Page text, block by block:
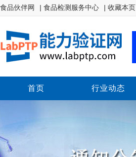
食品伙伴网 | 食品检测服务中心 | 收藏本页
首页 行业动态